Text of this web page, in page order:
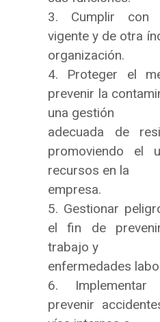
3. Cumplir con
vigente y de otra
organización.
4. Proteger el
prevenir la
una gestión
adecuada de
promoviendo el
recursos en la
empresa.
5. Gestionar
el fin de
trabajo y
enfermedades
6. Implementar
prevenir